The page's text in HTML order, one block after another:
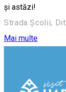
și astăzi!
Strada Școlii,
Mai multe